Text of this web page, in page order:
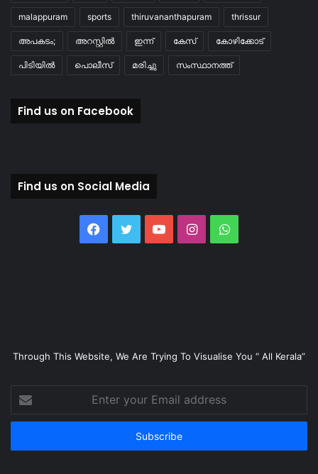
malappuram sports thiruvananthapuram thrissur
അപകടം; അറസ്റ്റിൽ ഇന്ന് കേസ് കോഴിക്കോട്
പിടിയിൽ പൊലീസ് മരിച്ചു സംസ്ഥാനത്ത്
Find us on Facebook
Find us on Social Media
Facebook
TwitterYouTubeInstagramWhatsApp
Through This Website, We Are Trying To Visualise You “ All Kerala”
your
Email